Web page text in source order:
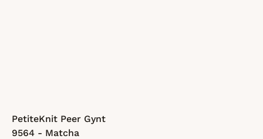
PetiteKnit Peer Gynt
9564 - Matcha